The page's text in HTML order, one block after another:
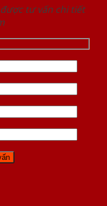
tư vấn chi tiết